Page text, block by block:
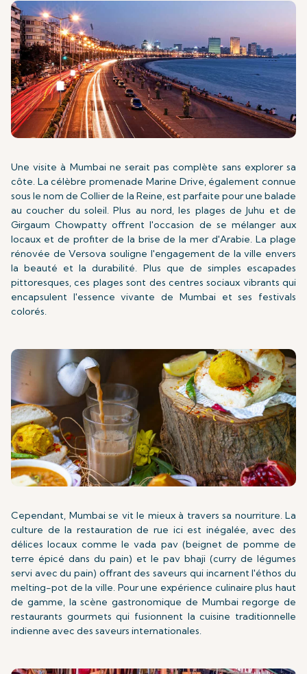
Une visite à Mumbai ne serait pas complète sans explorer sa
côte. La célèbre promenade Marine Drive, également connue
sous le nom de Collier de la Reine, est parfaite pour une balade
au coucher du soleil. Plus au nord, les plages de Juhu et de
Girgaum Chowpatty offrent l'occasion de se mélanger aux
locaux et de profiter de la brise de la mer d'Arabie. La plage
rénovée de Versova souligne l'engagement de la ville envers
la beauté et la durabilité. Plus que de simples escapades
pittoresques, ces plages sont des centres sociaux vibrants qui
encapsulent l'essence vivante de Mumbai et ses festivals
colorés.
Cependant, Mumbai se vit le mieux à travers sa nourriture. La
culture de la restauration de rue ici est inégalée, avec des
délices locaux comme le vada pav (beignet de pomme de
terre épicé dans du pain) et le pav bhaji (curry de légumes
servi avec du pain) offrant des saveurs qui incarnent l'éthos du
melting-pot de la ville. Pour une expérience culinaire plus haut
de gamme, la scène gastronomique de Mumbai regorge de
restaurants gourmets qui fusionnent la cuisine traditionnelle
indienne avec des saveurs internationales.